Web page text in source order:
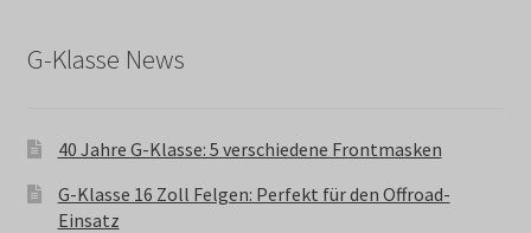
G-Klasse News
40 Jahre G-Klasse: 5 verschiedene Frontmasken
G-Klasse 16 Zoll Felgen: Perfekt für den Offroad-
Einsatz